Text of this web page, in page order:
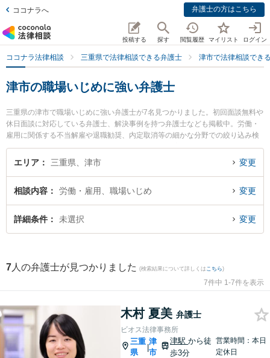
ココナラへ 弁護士の方はこちら
投稿する 探す 閲覧履歴 マイリスト ログイン
ココナラ法律相談 三重県で法律相談できる弁護士 津市で法律相談でき
津市の職場いじめに強い弁護士
三重県の津市で職場いじめに強い弁護士が7名見つかりました。初回面談無料や
休日面談に対応している弁護士、解決事例を持つ弁護士なども掲載中。労働・
雇用に関係する不当解雇や退職勧奨、内定取消等の細かな分野での絞り込み検
索もでき便利です。特にビオス法律事務所の木村 夏美弁護士やベリーベスト法
律事務所 津オフィスの大屋 亮介弁護士、弁護士法人シンフォニア法律事務所の
相談したい』『職場いじめのトラブル解決の実績豊富な近くの弁護士を検索し
たい』『初回相談無料で職場いじめを法律相談できる津市内の弁護士に相談予
約したい』などでお困りの相談者さんにおすすめです。
エリア 三重県、津市 変更
相談内容 労働・雇用、職場いじめ 変更
詳細条件 未選択 変更
7 人の弁護士が見つかりました (検索結果について詳しくは こちら)
7件中 1-7件を表示
木村 夏美 弁護士
ビオス法律事務所
三重
県
|
津
市
津駅から徒
歩3分
営業時間：本日
定休日